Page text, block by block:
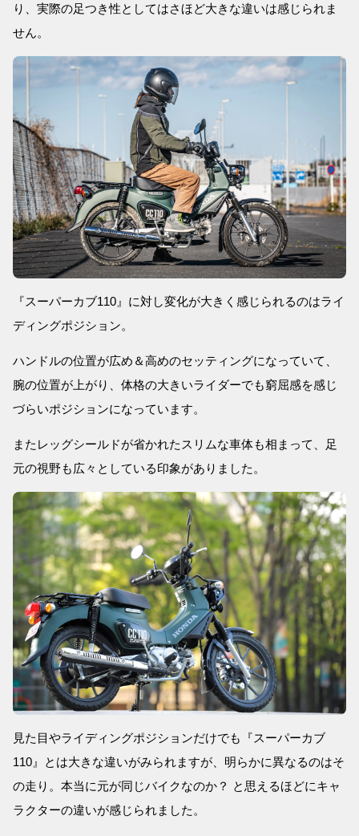
り、実際の足つき性としてはさほど大きな違いは感じられま
せん。
『スーパーカブ110』に対し変化が大きく感じられるのはライ
ディングポジション。
ハンドルの位置が広め＆高めのセッティングになっていて、
腕の位置が上がり、体格の大きいライダーでも窮屈感を感じ
づらいポジションになっています。
またレッグシールドが省かれたスリムな車体も相まって、足
元の視野も広々としている印象がありました。
見た目やライディングポジションだけでも『スーパーカブ
110』とは大きな違いがみられますが、明らかに異なるのはそ
の走り。本当に元が同じバイクなのか？ と思えるほどにキャ
ラクターの違いが感じられました。